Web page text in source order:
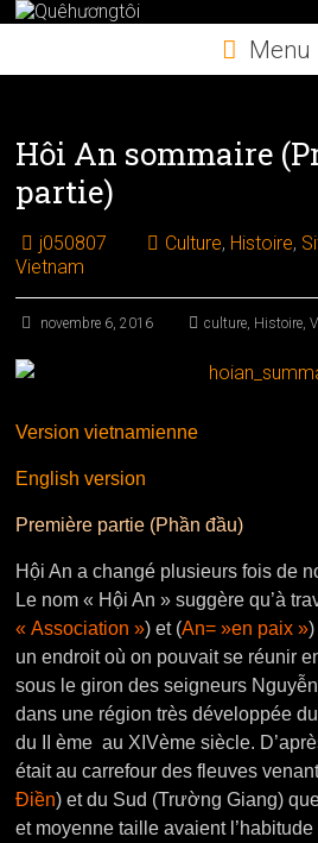
Skip
Menu
Hôi An sommaire
partie)
j050807 Culture, Histoire,
Vietnam
novembre 6, 2016 culture, Histoire,
Version vietnamienne
English version
Première partie (Phần đầu)
Hội An a changé plusieurs fois de
Le nom « Hội An » suggère qu’à
« Association ») et (An= »en paix »
un endroit où on pouvait se réunir
sous le giron des seigneurs
dans une région très développée
du II ème au XIVème siècle.
était au carrefour des fleuves
Điền) et du Sud (Trường Giang)
et moyenne taille avaient l’habitude